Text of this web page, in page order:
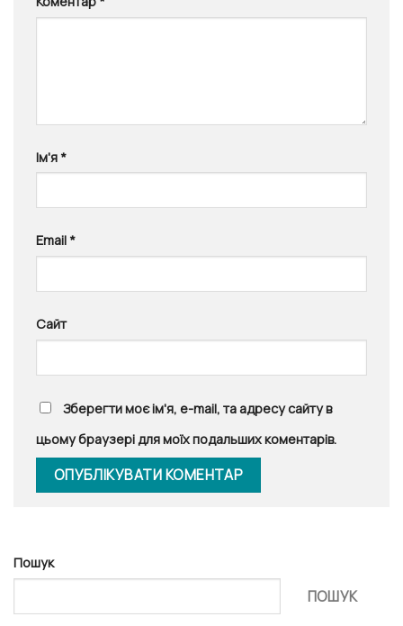
Ім'я *
Email *
Сайт
Зберегти моє ім'я, e-mail, та адресу сайту в
цьому браузері для моїх подальших коментарів.
Пошук
ПОШУК